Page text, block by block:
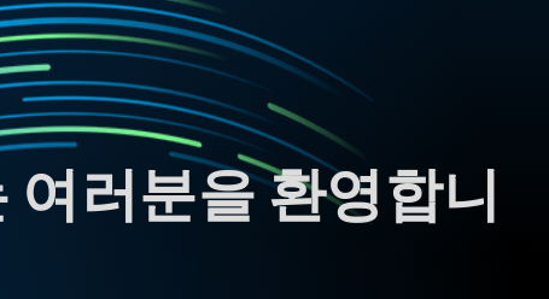
여러분을 환영합니